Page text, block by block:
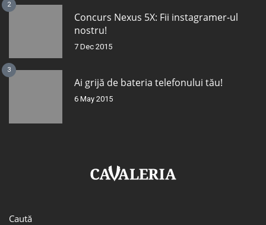
2
Concurs Nexus 5X: Fii instagramer-ul
nostru!
7 Dec 2015
3
Ai grijă de bateria telefonului tău!
6 May 2015
Caută